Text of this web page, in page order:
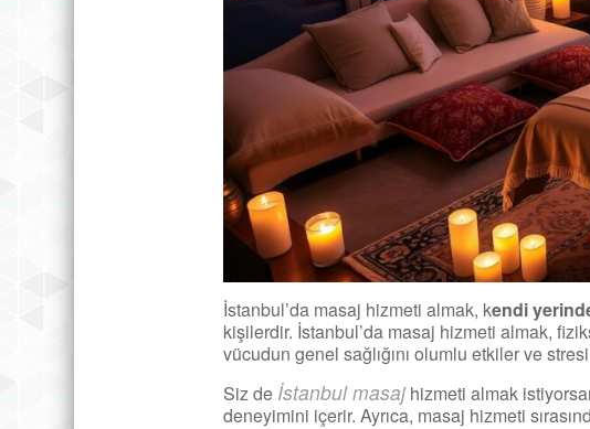
İstanbul’da masaj hizmeti almak, kendi
kişilerdir. İstanbul’da masaj hizmeti almak,
vücudun genel sağlığını olumlu etkiler ve stresi
Siz de İstanbul masajhizmeti almak
deneyimini içerir. Ayrıca, masaj hizmeti